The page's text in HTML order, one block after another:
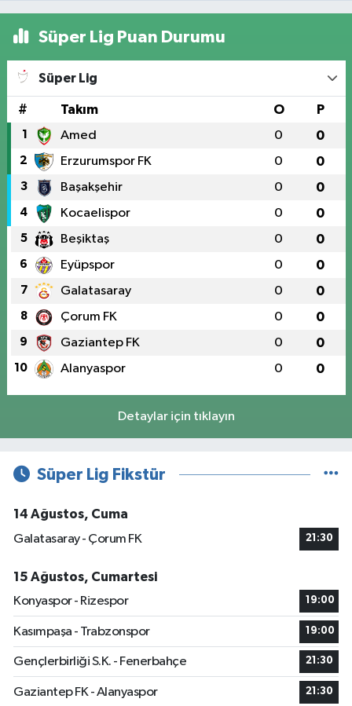
Süper Lig Puan Durumu
Süper Lig
# Takım O P
1 Amed 0 0
2 Erzurumspor FK 0 0
3 Başakşehir 0 0
4 Kocaelispor 0 0
5 Beşiktaş 0 0
6 Eyüpspor 0 0
7 Galatasaray 0 0
8 Çorum FK 0 0
9 Gaziantep FK 0 0
10 Alanyaspor 0 0
Detaylar için tıklayın
Süper Lig Fikstür
14 Ağustos, Cuma
Galatasaray - Çorum FK
21:30
15 Ağustos, Cumartesi
Konyaspor - Rizespor
19:00
Kasımpaşa - Trabzonspor 19:00
Gençlerbirliği S.K. - Fenerbahçe 21:30
Gaziantep FK - Alanyaspor 21:30